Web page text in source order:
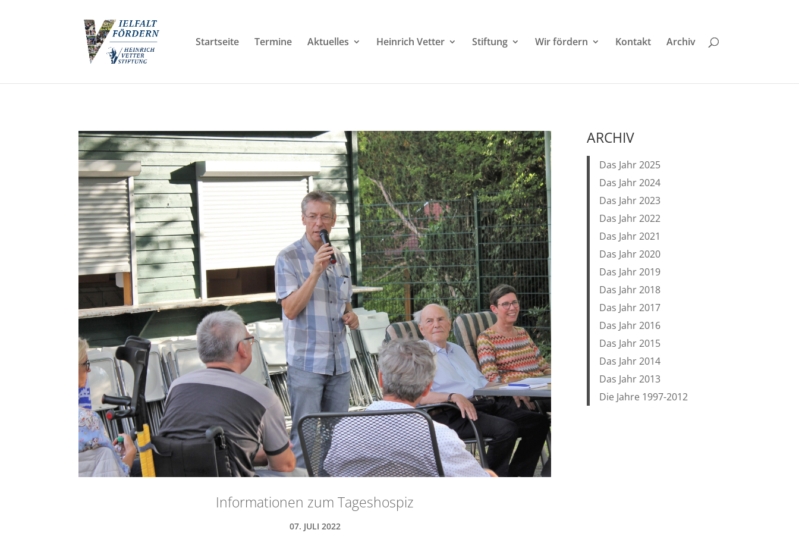
Startseite Termine Aktuelles Heinrich Vetter Stiftung Wir fördern Kontakt Archiv
Informationen zum Tageshospiz
07. JULI 2022
ARCHIV
Das Jahr 2025
Das Jahr 2024
Das Jahr 2023
Das Jahr 2022
Das Jahr 2021
Das Jahr 2020
Das Jahr 2019
Das Jahr 2018
Das Jahr 2017
Das Jahr 2016
Das Jahr 2015
Das Jahr 2014
Das Jahr 2013
Die Jahre 1997-2012